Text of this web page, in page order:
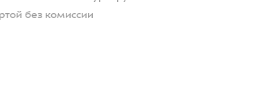
без комиссии